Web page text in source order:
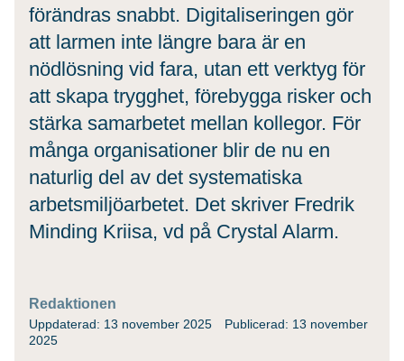
förändras snabbt. Digitaliseringen gör
att larmen inte längre bara är en
nödlösning vid fara, utan ett verktyg för
att skapa trygghet, förebygga risker och
stärka samarbetet mellan kollegor. För
många organisationer blir de nu en
naturlig del av det systematiska
arbetsmiljöarbetet. Det skriver Fredrik
Minding Kriisa, vd på Crystal Alarm.
Redaktionen
Uppdaterad: 13 november 2025
Publicerad: 13 november
2025